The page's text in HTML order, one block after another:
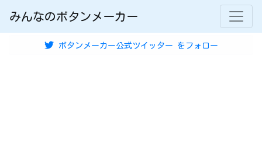
みんなのボタンメーカー
ボタンメーカー公式ツイッター をフォロー